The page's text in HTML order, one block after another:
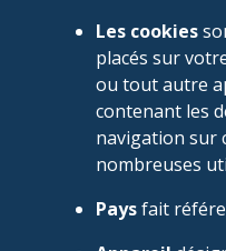
Les cookies
placés sur
ou tout autre
contenant les
navigation sur
nombreuses
Paysfait